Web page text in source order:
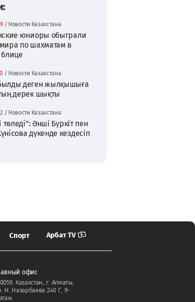
/ Новости Казахстана
юниоры обыграли
по шахматам в
/ Новости Казахстана
деген жылқышыға
дерек шықты
/ Новости Казахстана
төледі”: Әнші Бүркіт пен
дүкенде кездесіп
Спорт Арбат TV
офис
Казахстан, г. Алматы,
Н. Назарбаева 240 Г, 9-